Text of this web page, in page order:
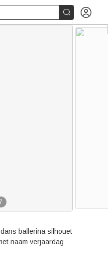
 
ballerina silhouet
naam verjaardag